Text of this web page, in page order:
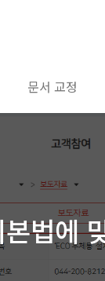
문서 교정
법에